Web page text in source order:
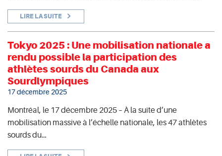
LIRE LA SUITE
Tokyo 2025 : Une mobilisation nationale a
rendu possible la participation des
athlètes sourds du Canada aux
Sourdlympiques
17 décembre 2025
Montréal, le 17 décembre 2025 – À la suite d’une
mobilisation massive à l’échelle nationale, les 47 athlètes
sourds du…